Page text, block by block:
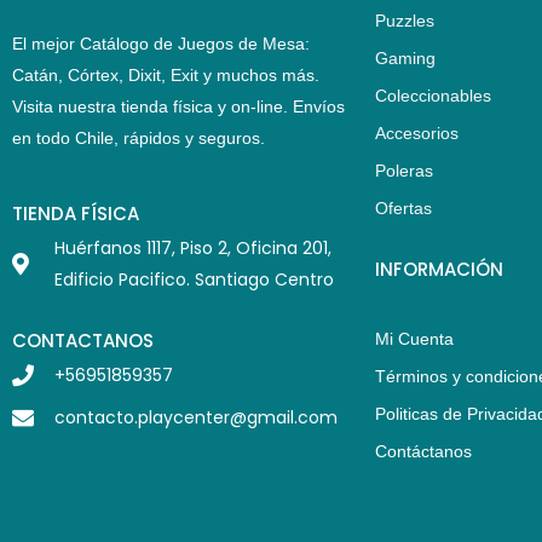
El mejor Catálogo de Juegos de Mesa:
Catán, Córtex, Dixit, Exit y muchos más.
Visita nuestra tienda física y on-line. Envíos
en todo Chile, rápidos y seguros.
TIENDA FÍSICA
Huérfanos 1117, Piso 2, Oficina 201,
Edificio Pacifico. Santiago Centro
CONTACTANOS
+56951859357
contacto.playcenter@gmail.com
Puzzles
Gaming
Coleccionables
Accesorios
Poleras
Ofertas
INFORMACIÓN
Mi Cuenta
Términos y
Politicas de
Contáctanos